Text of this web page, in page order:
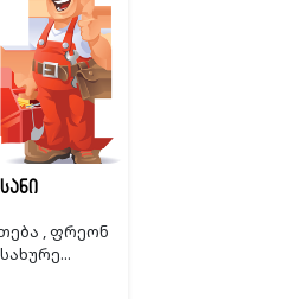
, ფრეონ